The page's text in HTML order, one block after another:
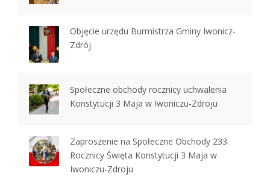
Objęcie urzędu Burmistrza Gminy Iwonicz-
Zdrój
Społeczne obchody rocznicy uchwalenia
Konstytucji 3 Maja w Iwoniczu-Zdroju
Zaproszenie na Społeczne Obchody 233.
Rocznicy Święta Konstytucji 3 Maja w
Iwoniczu-Zdroju